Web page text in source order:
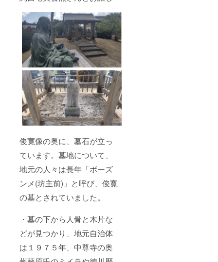
俊寛像の奥に、墓石が立っ
ています。墓地について、
地元の人々は長年「ボーズ
ンメ(坊主前)」と呼び、俊寛
の墓とされていました。
・墓の下から人骨と木片な
どが見つかり、地元自治体
は１９７５年、中尊寺の奥